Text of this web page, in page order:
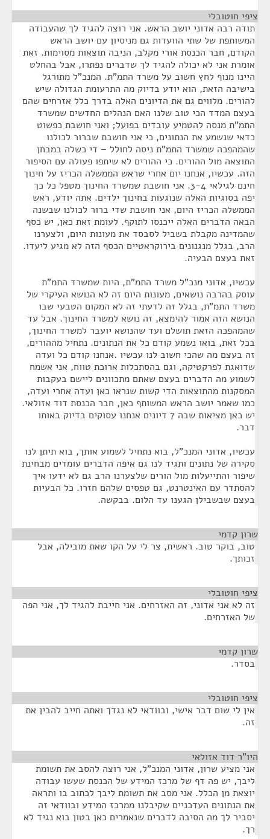
ציפי חוטובלי
תודה רבה אדוני יושב הראש. אני רוצה להגיד לך שהעבודה
המשותפת של שתי הוועדות גם מניסיון עם יושב הראש
הקודם, חבר הכנסת אורי מקלב, הניבה תוצאות מסוימות. זאת
אומרת אני לא יכולה להגיד לך שדברים נפתרו, אבל בהחלט
היינו מנוף לחץ חשוב על משרד התמ"ת. המנכ"ל מתורגל
בישיבה הזאת, הוא יודע בדיוק מה התרעומת הגדולה שיש
להורים. מלווים גם את הדיונים האלה בדרך כלל אזרחים שהם
בעצם המדד הכי טוב שלנו האם הנהלים החדשים שמשרד
התמ"ת מנסה להטמיע עובדים בפועל; ואני חושבת כפשוט
כדאי שנשמע את הנתונים, כי אני חושבת שברור לכולנו
שהמהפכה שמשרד התמ"ת ניסה לחולל – די כשלה במבחן
התוצאה מול ההורים. כי ההורים לא שיתפו פעולה עם הסיפור
הזה. עכשיו, אנחנו יום אחרי שראש הממשלה הכריז על חינוך
חינם לגילאי 3-4. אני חושבת שמשרד החינוך מטפל כל כך
יפה בסוגיות האלה שנוגעות בחינוך ילדים. אתה יודע, ראש
הממשלה הכריז היום, אני חושבת שדי ברור לכולנו שבשנה
הבאה הדברים האלה ייכנסו לתוקף. לעומת זאת כאן, יש כסף
שהמדינה מקבלת בשביל לסבסד את מעונות היום, ולצערנו
הרב, בגלל מנגנונים בירוקראטיים הכסף הזה לא מגיע ליעדו.
זאת בעצם הבעיה.
עכשיו, אדוני מנכ"ל משרד התמ"ת, היות שמשרד התמ"ת
עוסק בהרבה נושאים, מעונות היום זה לא הנושא העיקרי של
משרד התמ"ת, בגלל זה לדעתי זה לא המקום הטבעי שבו
הנושא הזה אמור להימצא, זה נושא למשרד החינוך. אבל עד
שהמהפכה הזאת תושלם ועד שהנושא יועבר למשרד החינוך,
בכל זאת, בואו נשמע קודם כל את הנתונים. נתחיל מההורים,
זה בעצם מה שהכי חשוב לנו עכשיו .אנחנו קודם כל ועדה
שדואגת לפרקטיקה, וגם בהסתכלות ארוכת טווח, אני אשמח
לשמוע מה הדברים בעצם שאתם מתכוונים ליישם בעקבות
המסקנות מהתוצאות הדי קשות שנראו כאן ועדה אחרי ועדה,
כמו שאמר יושב הראש המשותף כאן, חבר הכנסת דוד אזולאי.
יש כאן מציאות שבה 7 דיונים אנחנו עסוקים בדיוק באותו
דבר.
עכשיו, אדוני המנכ"ל, בוא נתחיל לשמוע אותך, בוא תיתן לנו
סקירה של נתונים ותגיד לנו גם איפה הדברים עומדים מבחינת
שיפור והתייעלות מול הורים שלצערנו הרב גם לא ידעו איך
להסתדר עם האינטרנט, גם טפסים שלהם חזרו. כל הבעיות
בעצם שבשבילן הגענו עד הלום. בבקשה.
שרון קדמי
טוב, בוקר טוב. ראשית, צר לי על הקו שאת מובילה, אבל
זכותך.
ציפי חוטובלי
זה לא אני אדוני, זה האזרחים. אני חייבת להגיד לך, אני הפה
של האזרחים.
שרון קדמי
בסדר.
ציפי חוטובלי
אין לי שום דבר אישי, ובוודאי לא נגדך ואתה חייב להבין את
זה.
היו"ר דוד אזולאי
אני מציע שרון, אדוני המנכ"ל, אני רוצה להסב את תשומת
ליבך, יש פה דף של מרכז המידע של הכנסת שעשו עבודה
יוצאת מן הכלל. אני מסב את תשומת ליבך לכתוב בו ותראה
את הנתונים העדכניים שקיבלנו ממרכז המידע ובוודאי זה
יסביר לך מה הסיבה לדברים שנאמרים כאן בטון בוא נגיד לא
רך.